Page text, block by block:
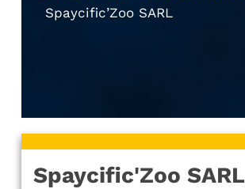
Spaycific’Zoo SARL
Spaycific'Zoo SARL